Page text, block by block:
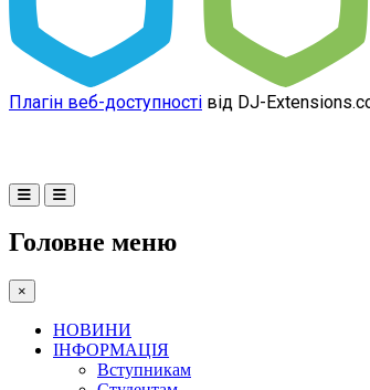
Плагін веб-доступності від DJ-
Головне меню
×
НОВИНИ
ІНФОРМАЦІЯ
Вступникам